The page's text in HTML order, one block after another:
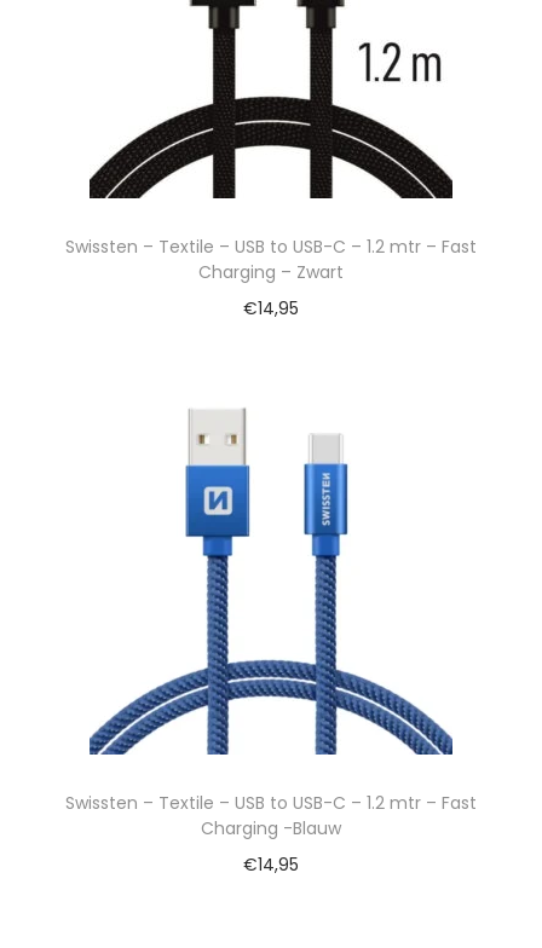
Swissten – Textile – USB to USB-C – 1.2 mtr – Fast
Charging – Zwart
€14,95
Swissten – Textile – USB to USB-C – 1.2 mtr – Fast
Charging -Blauw
€14,95